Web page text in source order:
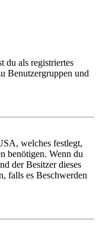
du als registriertes
Benutzergruppen und
welches festlegt,
benötigen. Wenn du
der Besitzer dieses
falls es Beschwerden